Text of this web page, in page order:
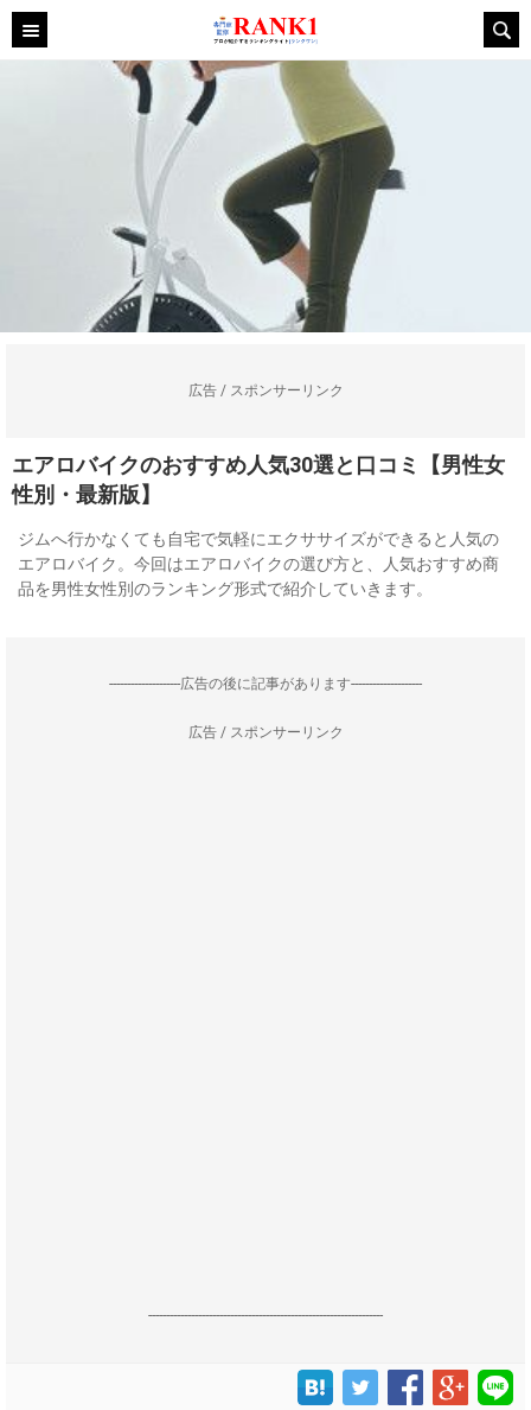
広告 / スポンサーリンク
エアロバイクのおすすめ人気30選と口コミ【男性女
性別・最新版】
ジムへ行かなくても自宅で気軽にエクササイズができると人気の
エアロバイク。今回はエアロバイクの選び方と、人気おすすめ商
品を男性女性別のランキング形式で紹介していきます。
--------------------広告の後に記事があります--------------------
広告 / スポンサーリンク
------------------------------------------------------------------